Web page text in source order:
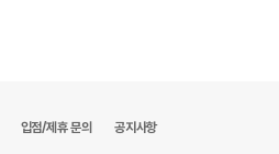
입점/제휴 문의 공지사항